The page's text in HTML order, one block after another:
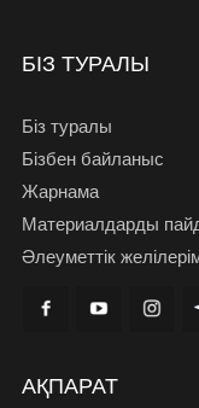
БІЗ ТУРАЛЫ
Біз туралы
Бізбен байланыс
Жарнама
Материалдарды
Әлеуметтік
АҚПАРАТ